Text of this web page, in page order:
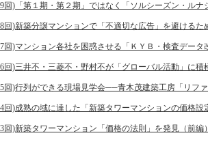
回)「第１期・第２期」ではなく「ソルシーズン・ルナ
回)新築分譲マンションで「不適切な広告」を避けるた
回)マンション各社を困惑させる「ＫＹＢ・検査データ
回)三井不・三菱不・野村不が「グローバル活動」に積
回)行列ができる現場見学会──青木茂建築工房「リフ
回)成熟の域に達した「新築タワーマンションの価格設
回)新築タワーマンション「価格の法則」を発見（前編